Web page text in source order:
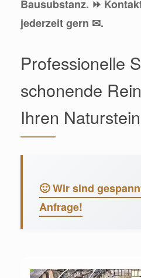
Bausubstanz. ⏩
jederzeit gern ✉.
Professionelle
schonende
Ihren Naturstein
🙂 Wir sind
Anfrage!